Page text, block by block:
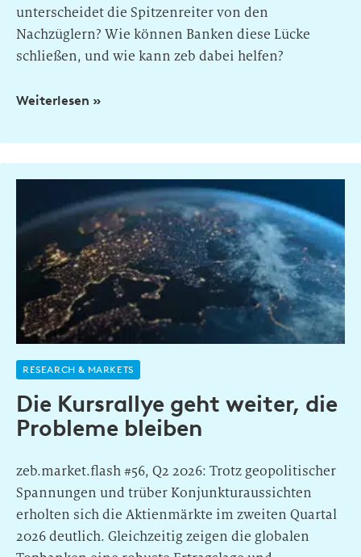
unterscheidet die Spitzenreiter von den
Nachzüglern? Wie können Banken diese Lücke
schließen, und wie kann zeb dabei helfen?
Weiterlesen »
RESEARCH & MARKETS
Die Kursrallye geht weiter, die
Probleme bleiben
zeb.market.flash #56, Q2 2026: Trotz geopolitischer
Spannungen und trüber Konjunkturaussichten
erholten sich die Aktienmärkte im zweiten Quartal
2026 deutlich. Gleichzeitig zeigen die globalen